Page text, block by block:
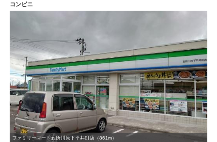
コンビニ
ファミリーマート五所川原下平井町店（861m）